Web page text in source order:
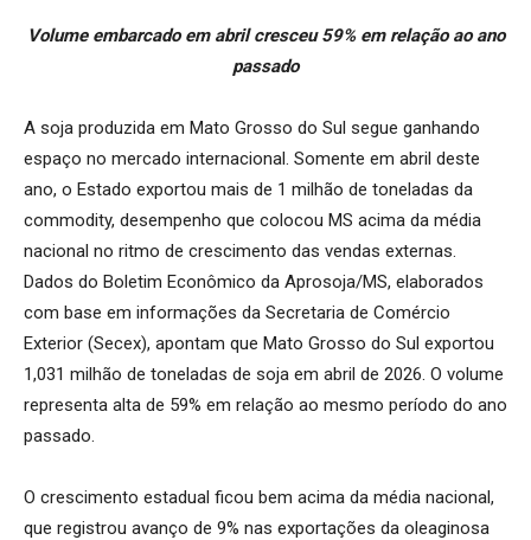
Volume embarcado em abril cresceu 59% em relação ao ano
passado
A soja produzida em Mato Grosso do Sul segue ganhando
espaço no mercado internacional. Somente em abril deste
ano, o Estado exportou mais de 1 milhão de toneladas da
commodity, desempenho que colocou MS acima da média
nacional no ritmo de crescimento das vendas externas.
Dados do Boletim Econômico da Aprosoja/MS, elaborados
com base em informações da Secretaria de Comércio
Exterior (Secex), apontam que Mato Grosso do Sul exportou
1,031 milhão de toneladas de soja em abril de 2026. O volume
representa alta de 59% em relação ao mesmo período do ano
passado.
O crescimento estadual ficou bem acima da média nacional,
que registrou avanço de 9% nas exportações da oleaginosa